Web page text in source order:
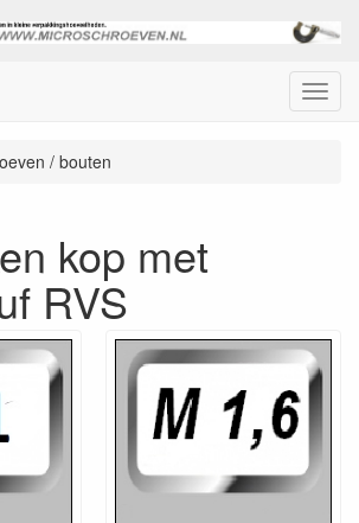
Menu
/ bouten
kop met
RVS